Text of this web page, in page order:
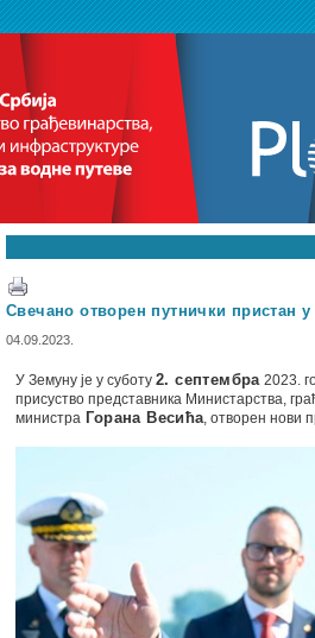
Свечано отворен путнички пристан
04.09.2023.
У Земуну је у суботу2. септембра2023.
присуство представника Министарства,
министра Горана Весића, отворен нови